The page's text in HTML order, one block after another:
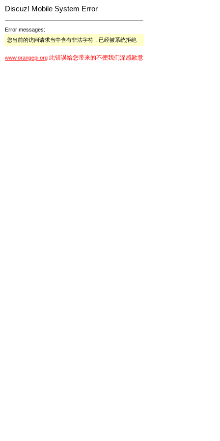
Discuz! Mobile System Error
Error messages:
您当前的访问请求当中含有非法字符，已经被系统拒绝
www.orangepi.org 此错误给您带来的不便我们深感歉意